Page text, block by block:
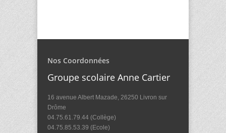
Nos Coordonnées
Groupe scolaire Anne Cartier
16 avenue Albert Mazade, 26250 Livron sur
Drôme
04.75.61.79.44 (Collège)
04.75.85.53.39 (Ecole)